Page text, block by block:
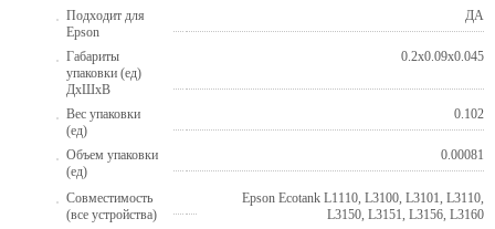
Подходит для
Epson
ДА
Габариты
упаковки (ед)
ДхШхВ
0.2x0.09x0.045
Вес упаковки
(ед)
0.102
Объем упаковки
(ед)
0.00081
Совместимость
(все устройства)
Epson Ecotank L1110, L3100, L3101, L3110,
L3150, L3151, L3156, L3160